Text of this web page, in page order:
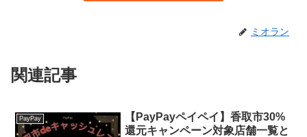
ミオラン
関連記事
PayPay
【PayPayペイペイ】香取市30%
還元キャンペーン対象店舗一覧と